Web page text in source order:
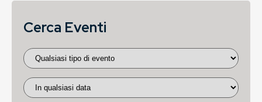
Cerca Eventi